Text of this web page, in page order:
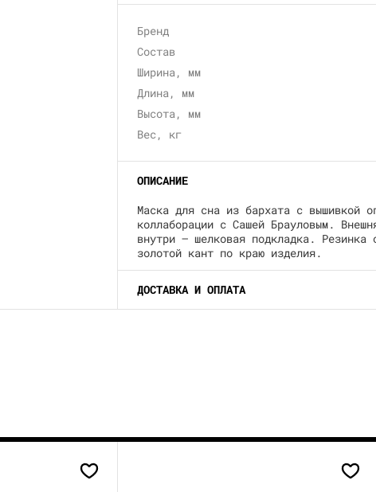
Бренд
Состав
Ширина, мм
Длина, мм
Высота, мм
Вес, кг
ОПИСАНИЕ
Маска для сна из бархата с вышивкой
коллаборации с Сашей Брауловым.
внутри — шелковая подкладка. Резинка
золотой кант по краю изделия.
ДОСТАВКА И ОПЛАТА